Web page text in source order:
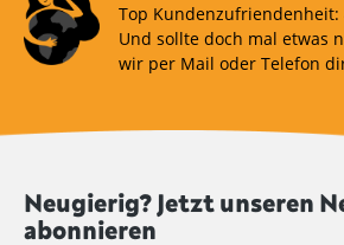
Top Kundenzufriendenheit:
Und sollte doch mal etwas
wir per Mail oder Telefon
Neugierig? Jetzt unseren
abonnieren